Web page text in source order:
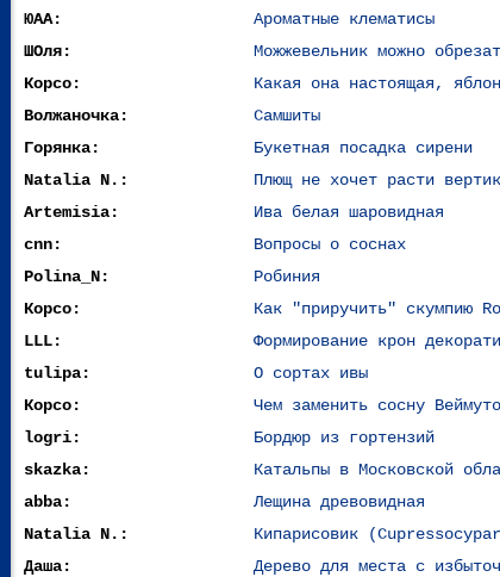
ЮАА:
Ароматные клематисы
ШОля:
Можжевельник можно
Корсо:
Какая она настоящая,
Волжаночка:
Самшиты
Горянка:
Букетная посадка сирени
Natalia N.:
Плющ не хочет расти
Artemisia:
Ива белая шаровидная
cnn:
Вопросы о соснах
Polina_N:
Робиния
Корсо:
Как "приручить" скумпию
LLL:
Формирование крон
tulipa:
О сортах ивы
Корсо:
Чем заменить сосну
logri:
Бордюр из гортензий
skazka:
Катальпы в Московской
abba:
Лещина древовидная
Natalia N.:
Кипарисовик
Даша:
Дерево для места с